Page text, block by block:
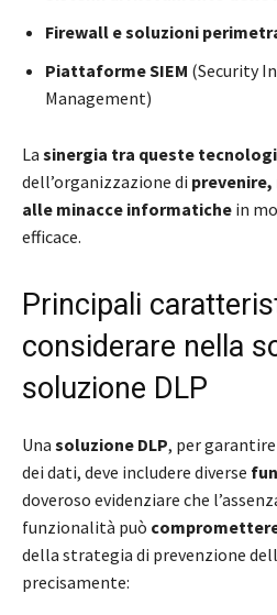
Firewall e soluzioni
Piattaforme SIEM (Security
Management)
La sinergia tra queste
dell’organizzazione di
alle minacce informatiche in
efficace.
Principali
considerare nella
soluzione DLP
Una soluzione DLP, per
dei dati, deve includere diverse
doveroso evidenziare che
funzionalità può
della strategia di prevenzione
precisamente: